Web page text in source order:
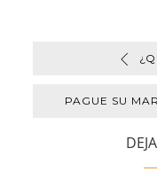
Socioeconómico
PAGUE SU